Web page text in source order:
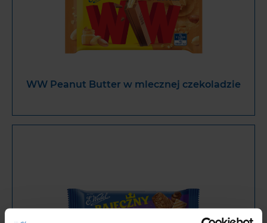
WW Peanut Butter w mlecznej czekoladzie